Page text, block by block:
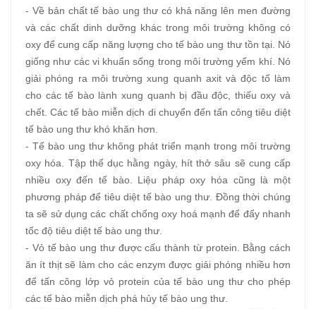
- Về bản chất tế bào ung thư có khả năng lên men đường
và các chất dinh dưỡng khác trong môi trường không có
oxy để cung cấp năng lượng cho tế bào ung thư tồn tại. Nó
giống như các vi khuẩn sống trong môi trường yếm khí. Nó
giải phóng ra môi trường xung quanh axit và độc tố làm
cho các tế bào lành xung quanh bị đầu độc, thiếu oxy và
chết. Các tế bào miễn dịch di chuyển đến tấn công tiêu diệt
tế bào ung thư khó khăn hơn.
- Tế bào ung thư không phát triển mạnh trong môi trường
oxy hóa. Tập thể dục hằng ngày, hít thở sâu sẽ cung cấp
nhiều oxy đến tế bào. Liệu pháp oxy hóa cũng là một
phương pháp để tiêu diệt tế bào ung thư. Đồng thời chúng
ta sẽ sử dụng các chất chống oxy hoá mạnh để đẩy nhanh
tốc độ tiêu diệt tế bào ung thư.
- Vỏ tế bào ung thư được cấu thành từ protein. Bằng cách
ăn ít thịt sẽ làm cho các enzym được giải phóng nhiều hơn
để tấn công lớp vỏ protein của tế bào ung thư cho phép
các tế bào miễn dịch phá hủy tế bào ung thư.